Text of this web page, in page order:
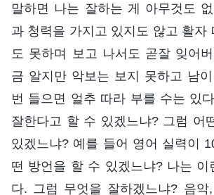
말하면 나는 잘하는 게 아무것도
과 청력을 가지고 있지도 않고 활자
도 못하며 보고 나서도 곧잘 잊어
금 알지만 악보는 보지 못하고 남
번 들으면 얼추 따라 부를 수는 있
잘한다고 할 수 있겠느냐? 그럼 어
있겠느냐? 예를 들어 영어 실력이
떤 방언을 할 수 있겠느냐? 나는
다. 그럼 무엇을 잘하겠느냐? 음